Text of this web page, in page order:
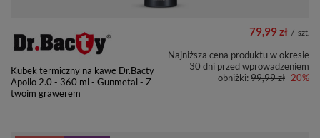
Kubek termiczny na kawę Dr.Bacty
Apollo 2.0 - 360 ml - Gunmetal - Z
twoim grawerem
79,99 zł / szt.
Najniższa cena produktu w okresie
30 dni przed wprowadzeniem
obniżki:99,99 zł-20%